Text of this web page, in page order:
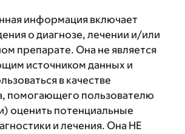
информация включает
о диагнозе, лечении и/или
препарате. Она не является
источником данных и
в качестве
помогающего пользователю
оценить потенциальные
и лечения. Она НЕ